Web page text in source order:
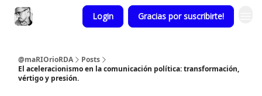
Login Gracias por suscribirte!
@maRIOrioRDA
Posts
El aceleracionismo en la comunicación política: transformación,
vértigo y presión.